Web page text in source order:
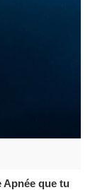
Apnée que tu